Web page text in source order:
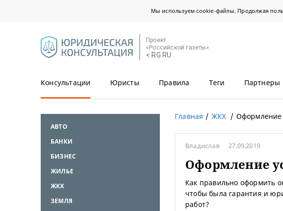
Мы используем cookie-файлы. Продолжая
Проект
«Российской газеты»
< RG.RU
Консультации Юристы Правила Теги Партнеры
АВТО
БАНКИ
БИЗНЕС
ЖИЛЬЕ
ЖКХ
ЗЕМЛЯ
Главная ЖКХ Оформление
Владислав 27.09.2019
Оформление
Как правильно оформить
чтобы была гарантия и
работ?